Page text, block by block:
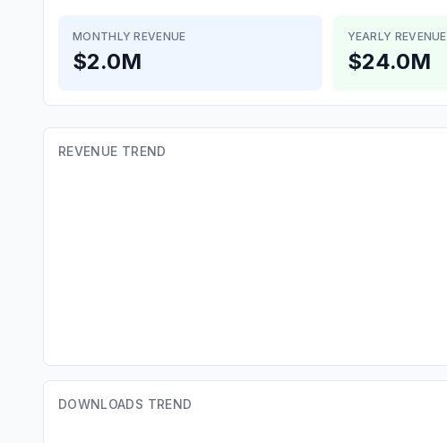
MONTHLY REVENUE
$2.0M
YEARLY REVENUE
$24.0M
REVENUE TREND
DOWNLOADS TREND